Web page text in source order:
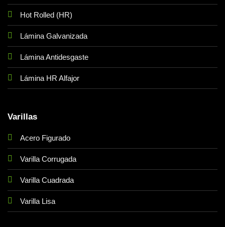
Hot Rolled (HR)
Lámina Galvanizada
Lámina Antidesgaste
Lámina HR Alfajor
Varillas
Acero Figurado
Varilla Corrugada
Varilla Cuadrada
Varilla Lisa